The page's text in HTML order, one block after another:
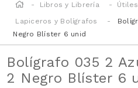
Libros y Librería
Lapiceros y Bolígrafos
Negro Blíster 6 unid
Bolígrafo 035 2
2 Negro Blíster 6